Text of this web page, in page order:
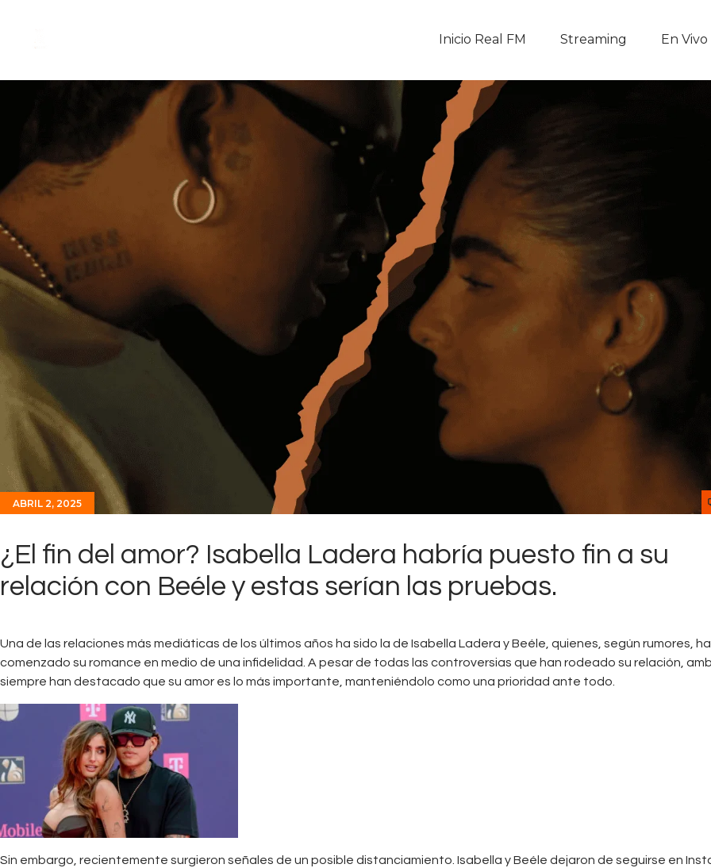
Inicio Real FM Streaming En Vivo
En Vivo
Descarga La APP
Programas
Noticias
Equipo
Sobre Nosotros
Contactos
ABRIL 2, 2025
¿El fin del amor? Isabella Ladera habría puesto fin a su
relación con Beéle y estas serían las pruebas.
Una de las relaciones más mediáticas de los últimos años ha sido la de Isabella Ladera y Beéle, quienes, según rumores,
comenzado su romance en medio de una infidelidad. A pesar de todas las controversias que han rodeado su relación,
siempre han destacado que su amor es lo más importante, manteniéndolo como una prioridad ante todo.
Sin embargo, recientemente surgieron señales de un posible distanciamiento. Isabella y Beéle dejaron de seguirse en